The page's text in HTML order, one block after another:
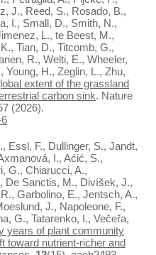
J., Reed, S., Rosado, B.,
I., Small, D., Smith, N.,
L., te Beest, M.,
Tian, D., Titcomb, G.,
R., Welti, E., Wheeler,
Young, H., Zeglin, L., Zhu,
extent of the grassland
carbon sink. Nature
(2026).
Essl, F., Dullinger, S., Jandt,
I., Aćić, S.,
G., Chiarucci, A.,
De Sanctis, M., Divíšek, J.,
Garbolino, E., Jentsch, A.,
J., Napoleone, F.,
G., Tatarenko, I., Večeřa,
years of plant community
toward nutrient-richer and